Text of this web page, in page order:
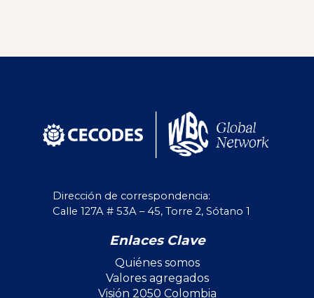
Dirección de correspondencia:
Calle 127A # 53A – 45, Torre 2, Sótano 1
Enlaces Clave
Quiénes somos
Valores agregados
Visión 2050 Colombia